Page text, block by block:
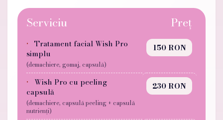
Serviciu Preț
Tratament facial Wish Pro
simplu
(demachiere, gomaj, capsulă)
150 RON
Wish Pro cu peeling
capsulă
(demachiere, capsulă peeling + capsulă
nutrienți)
230 RON